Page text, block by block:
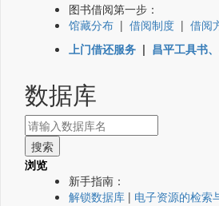
图书借阅第一步：
馆藏分布 | 借阅制度 | 借阅
上门借还服务 | 昌平工具书
数据库
浏览
新手指南：
解锁数据库 | 电子资源的检索